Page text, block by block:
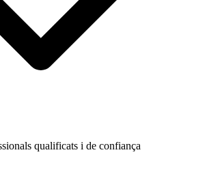
qualificats i de confiança